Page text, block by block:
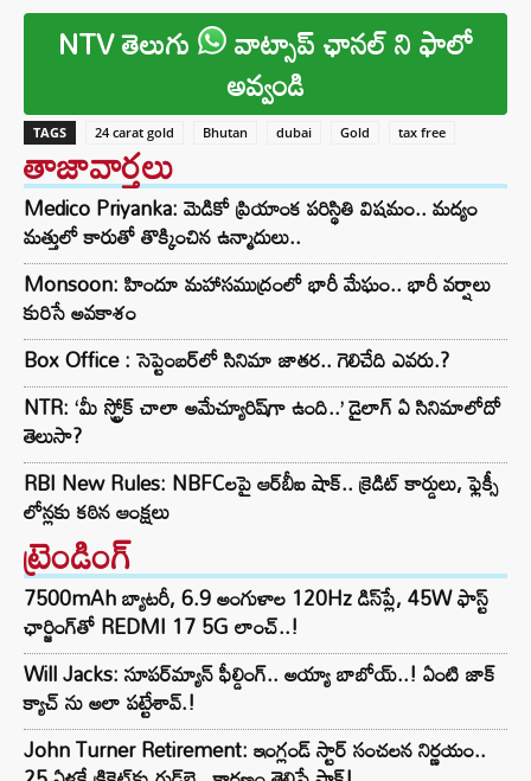
NTV తెలుగు వాట్సాప్ ఛానల్ ని ఫాలో
అవ్వండి
TAGS 24 carat gold Bhutan dubai Gold tax free
తాజావార్తలు
Medico Priyanka: మెడికో ప్రియాంక పరిస్థితి విషమం.. మద్యం
మత్తులో కారుతో తొక్కించిన ఉన్మాదులు..
Monsoon: హిందూ మహాసముద్రంలో భారీ మేఘం.. భారీ వర్షాలు
కురిసే అవకాశం
Box Office : సెప్టెంబర్‌లో సినిమా జాతర.. గెలిచేది ఎవరు.?
NTR: ‘మీ స్ట్రోక్ చాలా అమేచ్యూరిష్‌గా ఉంది..’ డైలాగ్ ఏ సినిమాలోదో
తెలుసా?
RBI New Rules: NBFCలపై ఆర్‌బీఐ షాక్.. క్రెడిట్ కార్డులు, ఫ్లెక్సీ
లోన్లకు కఠిన ఆంక్షలు
ట్రెండింగ్‌
7500mAh బ్యాటరీ, 6.9 అంగుళాల 120Hz డిస్‌ప్లే, 45W ఫాస్ట్
ఛార్జింగ్‌తో REDMI 17 5G లాంచ్..!
Will Jacks: సూపర్‌మ్యాన్ ఫీల్డింగ్.. అయ్యా బాబోయ్..! ఏంటి జాక్
క్యాచ్ ను అలా పట్టేశావ్.!
John Turner Retirement: ఇంగ్లండ్ స్టార్ సంచలన నిర్ణయం..